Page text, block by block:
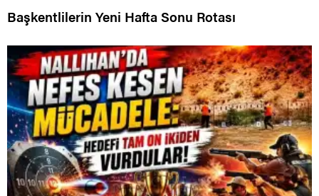
Başkentlilerin Yeni Hafta Sonu Rotası